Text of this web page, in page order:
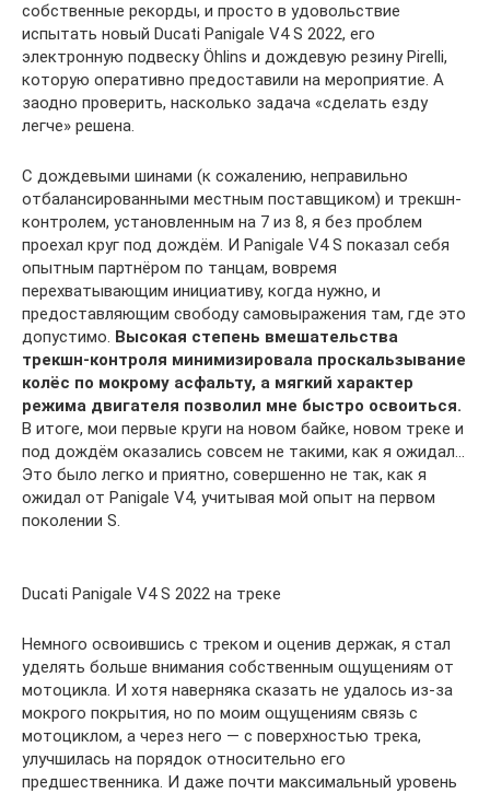
собственные рекорды, и просто в удовольствие
испытать новый Ducati Panigale V4 S 2022, его
электронную подвеску Öhlins и дождевую резину Pirelli,
которую оперативно предоставили на мероприятие. А
заодно проверить, насколько задача «сделать езду
легче» решена.
С дождевыми шинами (к сожалению, неправильно
отбалансированными местным поставщиком) и трекшн-
контролем, установленным на 7 из 8, я без проблем
проехал круг под дождём. И Panigale V4 S показал себя
опытным партнёром по танцам, вовремя
перехватывающим инициативу, когда нужно, и
предоставляющим свободу самовыражения там, где это
допустимо. Высокая степень вмешательства
трекшн-контроля минимизировала проскальзывание
колёс по мокрому асфальту, а мягкий характер
режима двигателя позволил мне быстро освоиться.
В итоге, мои первые круги на новом байке, новом треке и
под дождём оказались совсем не такими, как я ожидал…
Это было легко и приятно, совершенно не так, как я
ожидал от Panigale V4, учитывая мой опыт на первом
поколении S.
Ducati Panigale V4 S 2022 на треке
Немного освоившись с треком и оценив держак, я стал
уделять больше внимания собственным ощущениям от
мотоцикла. И хотя наверняка сказать не удалось из-за
мокрого покрытия, но по моим ощущениям связь с
мотоциклом, а через него — с поверхностью трека,
улучшилась на порядок относительно его
предшественника. И даже почти максимальный уровень